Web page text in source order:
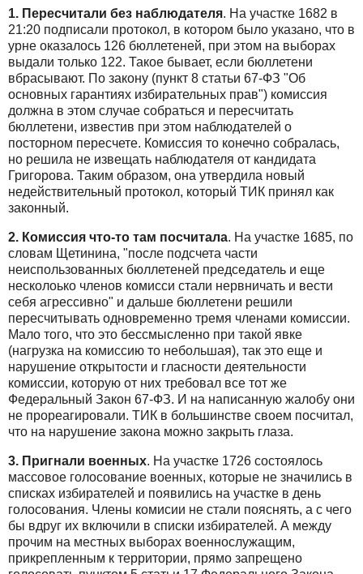
1. Пересчитали без наблюдателя. На участке 1682 в
21:20 подписали протокол, в котором было указано, что в
урне оказалось 126 бюллетеней, при этом на выборах
выдали только 122. Такое бывает, если бюллетени
вбрасывают. По закону (пункт 8 статьи 67-ФЗ "Об
основных гарантиях избирательных прав") комиссия
должна в этом случае собраться и пересчитать
бюллетени, известив при этом наблюдателей о
посторном пересчете. Комиссия то конечно собралась,
но решила не извещать наблюдателя от кандидата
Григорова. Таким образом, она утвердила новый
недействительный протокол, который ТИК принял как
законный.
2. Комиссия что-то там посчитала. На участке 1685, по
словам Щетинина, "после подсчета части
неиспользованных бюллетеней председатель и еще
несколоько членов комисси стали нервничать и вести
себя агрессивно" и дальше бюллетени решили
пересчитывать одновременно тремя членами комиссии.
Мало того, что это бессмысленно при такой явке
(нагрузка на комиссию то небольшая), так это еще и
нарушение открытости и гласности деятельности
комиссии, которую от них требовал все тот же
Федеральный Закон 67-ФЗ. И на написанную жалобу они
не прореагировали. ТИК в большинстве своем посчитал,
что на нарушение закона можно закрыть глаза.
3. Пригнали военных. На участке 1726 состоялось
массовое голосование военных, которые не значились в
списках избирателей и появились на участке в день
голосования. Члены комисии не стали пояснять, а с чего
бы вдруг их включили в списки избирателей. А между
прочим на местных выборах военнослужащим,
прикрепленным к территории, прямо запрещено